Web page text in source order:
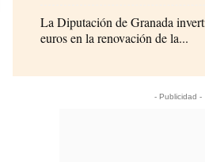
La Diputación de Granada
euros en la renovación de la...
- Publicidad -